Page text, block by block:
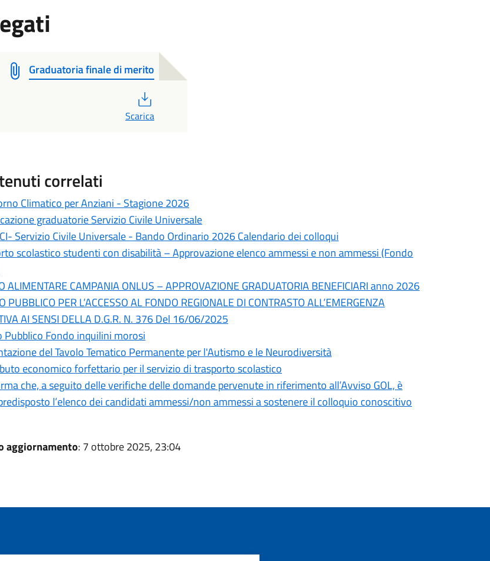
Graduatoria finale di merito
Scarica
correlati
Climatico per Anziani - Stagione 2026
graduatorie Servizio Civile Universale
Servizio Civile Universale - Bando Ordinario 2026 Calendario dei colloqui
scolastico studenti con disabilità – Approvazione elenco ammessi e non ammessi (Fondo
ALIMENTARE CAMPANIA ONLUS – APPROVAZIONE GRADUATORIA BENEFICIARI anno 2026
PUBBLICO PER L’ACCESSO AL FONDO REGIONALE DI CONTRASTO ALL’EMERGENZA
AI SENSI DELLA D.G.R. N. 376 Del 16/06/2025
Pubblico Fondo inquilini morosi
del Tavolo Tematico Permanente per l'Autismo e le Neurodiversità
economico forfettario per il servizio di trasporto scolastico
che, a seguito delle verifiche delle domande pervenute in riferimento all’Avviso GOL, è
l’elenco dei candidati ammessi/non ammessi a sostenere il colloquio conoscitivo
aggiornamento: 7 ottobre 2025, 23:04